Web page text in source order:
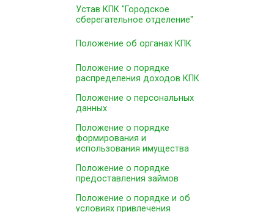
Устав КПК "Городское
сберегательное отделение"
Положение об органах КПК
Положение о порядке
распределения доходов КПК
Положение о персональных
данных
Положение о порядке
формирования и
использования имущества
Положение о порядке
предоставления займов
Положение о порядке и об
условиях привлечения